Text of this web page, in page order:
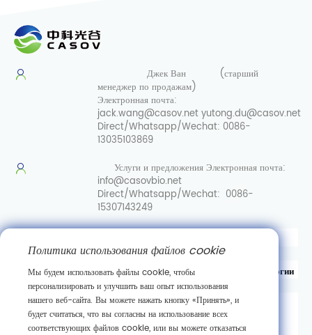
Джек Ван
(старший
менеджер по продажам)
Электронная почта:
jack.wang@casov.netyutong.du@casov.net
Direct/Whatsapp/Wechat: 0086-
13035103869
Услуги и предложенияЭлектронная почта:
info@casovbio.net
Direct/Whatsapp/Wechat: 0086-
15307143249
Уханьский центр инноваций в области синтетической биологии
д. 89, 3-я улица Гаокэюань,
район развития новых технологий Дунху,
г. Ухань, провинция Хубэй
Политика использования файлов cookie
Мы будем использовать файлы cookie, чтобы
персонализировать и улучшить ваш опыт использования
нашего веб-сайта. Вы можете нажать кнопку «Принять», и
будет считаться, что вы согласны на использование всех
соответствующих файлов cookie, или вы можете отказаться